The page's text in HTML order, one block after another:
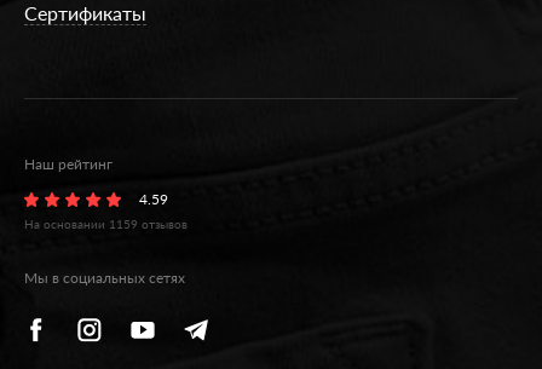
Сертификаты
Наш рейтинг
4.59
На основании 1159 отзывов
Мы в социальных сетях